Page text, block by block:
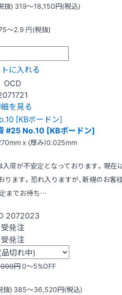
抜) 319〜18,150円(税込)
〜2.9 円(税抜)
に入れる
OCD
を見る
#25 No.10 [KBボードン]
x (厚み)0.025mm
荷が不安定となっております。現在
ます。恐れ入りますが、新規のお客
までお待ち…
2072023
受発注
受発注
円0〜5%OFF
抜) 385〜36,520円(税込)